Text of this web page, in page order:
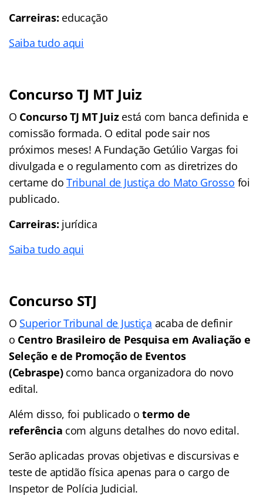
Carreiras: educação
Saiba tudo aqui
Concurso TJ MT Juiz
O Concurso TJ MT Juizestá com banca definida e
comissão formada. O edital pode sair nos
próximos meses! A Fundação Getúlio Vargas foi
divulgada e o regulamento com as diretrizes do
certame doTribunal de Justiça do Mato Grosso foi
publicado.
Carreiras: jurídica
Saiba tudo aqui
Concurso STJ
O Superior Tribunal de Justiça acaba de definir
o Centro Brasileiro de Pesquisa em Avaliação e
Seleção e de Promoção de Eventos
(Cebraspe) como banca organizadora do novo
edital.
Além disso, foi publicado o termo de
referência com alguns detalhes do novo edital.
Serão aplicadas provas objetivas e discursivas e
teste de aptidão física apenas para o cargo de
Inspetor de Polícia Judicial.